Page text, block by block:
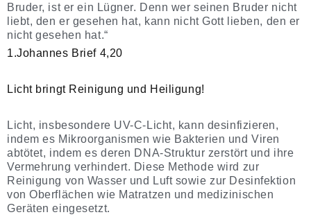
Bruder, ist er ein Lügner. Denn wer seinen Bruder nicht
liebt, den er gesehen hat, kann nicht Gott lieben, den er
nicht gesehen hat.“
1.Johannes Brief 4,20
Licht bringt Reinigung und Heiligung!
Licht, insbesondere UV-C-Licht, kann desinfizieren,
indem es Mikroorganismen wie Bakterien und Viren
abtötet, indem es deren DNA-Struktur zerstört und ihre
Vermehrung verhindert. Diese Methode wird zur
Reinigung von Wasser und Luft sowie zur Desinfektion
von Oberflächen wie Matratzen und medizinischen
Geräten eingesetzt.